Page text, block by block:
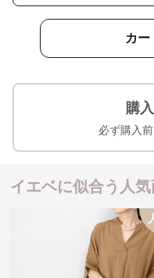
カー
購
必ず購入
イエベに似合う人